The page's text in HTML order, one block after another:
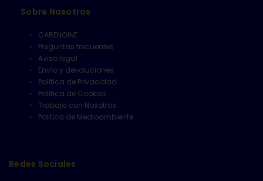
Sobre Nosotros
CARENGINE
Preguntas frecuentes
Aviso legal
Envío y devoluciones
Política de Privacidad
Política de Cookies
Trabaja con Nosotros
Politica de Medioambiente
Redes Sociales